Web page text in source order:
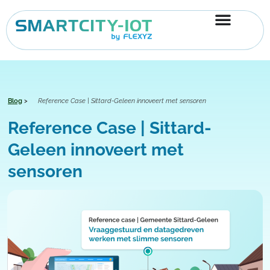
naar
de
inhoud
Blog > Reference Case | Sittard-Geleen innoveert met sensoren
Reference Case | Sittard-
Geleen innoveert met
sensoren